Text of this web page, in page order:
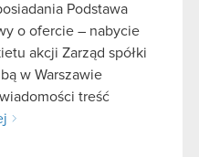
Podstawa
o ofercie – nabycie
akcji Zarząd spółki
w Warszawie
treść